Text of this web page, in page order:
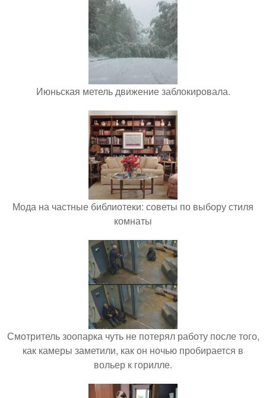
Июньская метель движение заблокировала.
Мода на частные библиотеки: советы по выбору стиля
комнаты
Смотритель зоопарка чуть не потерял работу после того,
как камеры заметили, как он ночью пробирается в
вольер к горилле.